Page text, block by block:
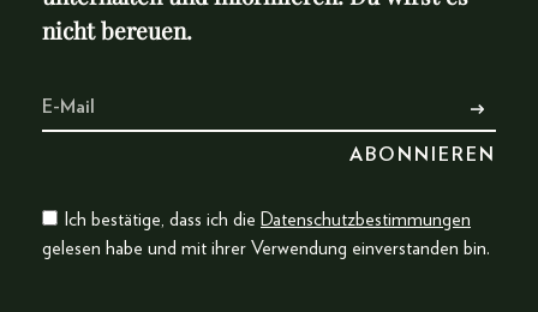
nicht bereuen.
Ich bestätige, dass ich die Datenschutzbestimmungen
gelesen habe und mit ihrer Verwendung einverstanden bin.